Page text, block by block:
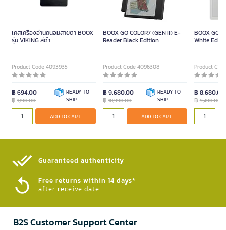
เคสเครื่องอ่านถนอมสายตา BOOX
รุ่น VIKING สีดำ
Product Code 4093935
฿ 694.00
฿ 1,190.00
READY TO
SHIP
ADD TO CART
BOOX GO COLOR7 (GEN II) E-
Reader Black Edition
Product Code 4096308
฿ 9,680.00
฿ 10,990.00
READY TO
SHIP
ADD TO CART
BOOX
White
Product
฿ 8,680.00
฿9,490.00
Guaranteed authenticity​
Free returns within 14 days*
after receive date
B2S Customer Support Center